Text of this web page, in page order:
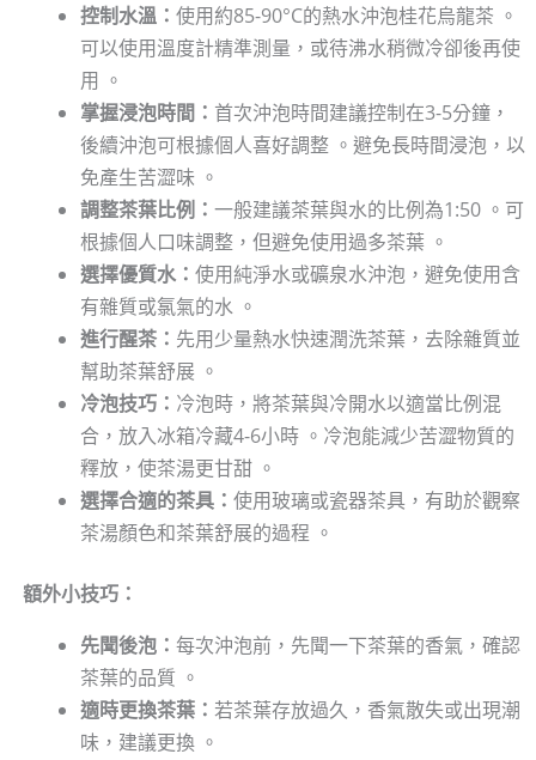
控制水溫： 使用約85-90°C的熱水沖泡桂花烏龍茶 。
可以使用溫度計精準測量，或待沸水稍微冷卻後再使
用 。
掌握浸泡時間： 首次沖泡時間建議控制在3-5分鐘，
後續沖泡可根據個人喜好調整 。避免長時間浸泡，以
免產生苦澀味 。
調整茶葉比例： 一般建議茶葉與水的比例為1:50 。可
根據個人口味調整，但避免使用過多茶葉 。
選擇優質水： 使用純淨水或礦泉水沖泡，避免使用含
有雜質或氯氣的水 。
進行醒茶： 先用少量熱水快速潤洗茶葉，去除雜質並
幫助茶葉舒展 。
冷泡技巧： 冷泡時，將茶葉與冷開水以適當比例混
合，放入冰箱冷藏4-6小時 。冷泡能減少苦澀物質的
釋放，使茶湯更甘甜 。
選擇合適的茶具： 使用玻璃或瓷器茶具，有助於觀察
茶湯顏色和茶葉舒展的過程 。
額外小技巧：
先聞後泡： 每次沖泡前，先聞一下茶葉的香氣，確認
茶葉的品質 。
適時更換茶葉： 若茶葉存放過久，香氣散失或出現潮
味，建議更換 。